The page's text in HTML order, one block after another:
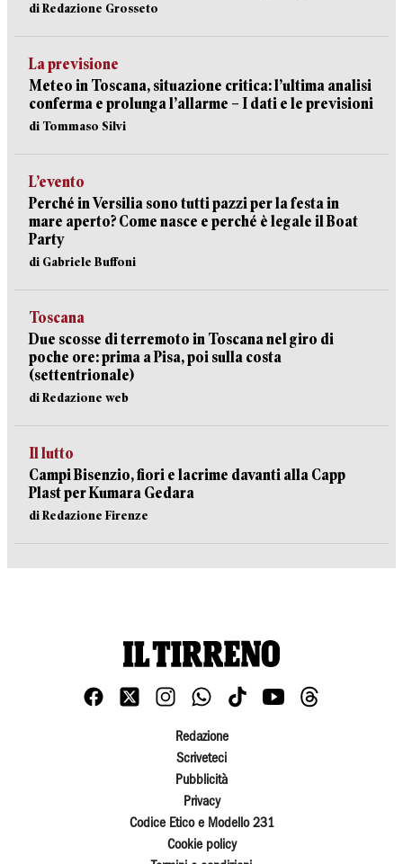
di Redazione Grosseto
La previsione
Meteo in Toscana, situazione critica: l’ultima analisi
conferma e prolunga l’allarme – I dati e le previsioni
di Tommaso Silvi
L’evento
Perché in Versilia sono tutti pazzi per la festa in
mare aperto? Come nasce e perché è legale il Boat
Party
di Gabriele Buffoni
Toscana
Due scosse di terremoto in Toscana nel giro di
poche ore: prima a Pisa, poi sulla costa
(settentrionale)
di Redazione web
Il lutto
Campi Bisenzio, fiori e lacrime davanti alla Capp
Plast per Kumara Gedara
di Redazione Firenze
Redazione
Scriveteci
Pubblicità
Privacy
Codice Etico e Modello 231
Cookie policy